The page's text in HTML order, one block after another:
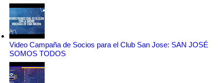
Video Campaña de Socios para el Club San Jose: SAN JOSÉ
SOMOS TODOS